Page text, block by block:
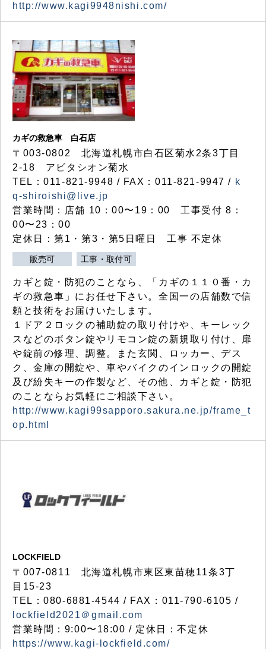
http://www.kagi9948nishi.com/
カギの救急車 白石店
〒003-0802 北海道札幌市白石区菊水2条3丁目
2-18 アビタシオン菊水
TEL：011-821-9948 / FAX：011-821-9947 / k
q-shiroishi@live.jp
営業時間：店舗 10：00〜19：00 工事受付 8：
00〜23：00
定休日：第1・第3・第5日曜日 工事 不定休
販売可 工事・取付可
カギと錠・防犯のことなら、「カギの１１０番・カ
ギの救急車」にお任せ下さい。全国一の店舗数で信
頼と技術をお届けいたします。
１ドア２ロックの補助錠の取り付けや、キーレック
スなどのボタン錠やリモコン錠の新規取り付け、扉
や錠前の修理、調整。また玄関、ロッカー、デス
ク、金庫の開錠や、車やバイクのインロックの開錠
及び紛失キーの作製など、その他、カギと錠・防犯
のことならお気軽にご相談下さい。
http://www.kagi99sapporo.sakura.ne.jp/frame_t
op.html
LOCKFIELD
〒007-0811 北海道札幌市東区東苗穂11条3丁
目15-23
TEL：080-6881-4544 / FAX：011-790-6105 /
lockfield2021＠gmail.com
営業時間：9:00〜18:00 / 定休日：不定休
https://www.kagi-lockfield.com/